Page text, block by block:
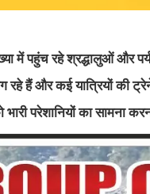
में पहुंच रहे श्रद्धालुओं और
रहे हैं और कई यात्रियों की
परेशानियों का सामना